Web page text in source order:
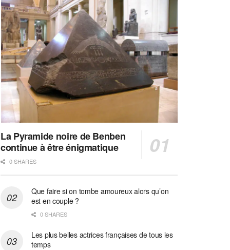
La Pyramide noire de Benben
continue à être énigmatique
0 SHARES
Que faire si on tombe amoureux alors qu’on
est en couple ?
0 SHARES
Les plus belles actrices françaises de tous les
temps